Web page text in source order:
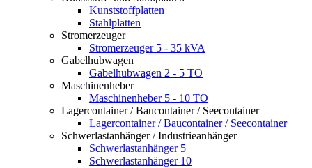
Kunststoffplatten
Stahlplatten
Stromerzeuger
Stromerzeuger 5 - 35 kVA
Gabelhubwagen
Gabelhubwagen 2 - 5 TO
Maschinenheber
Maschinenheber 5 - 10 TO
Lagercontainer / Baucontainer / Seecontainer
Lagercontainer / Baucontainer / Seecontainer
Schwerlastanhänger / Industrieanhänger
Schwerlastanhänger 5
Schwerlastanhänger 10